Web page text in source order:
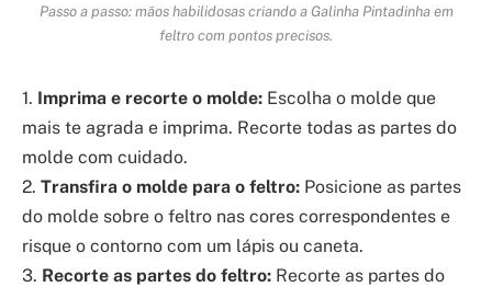
Passo a passo: mãos habilidosas criando a Galinha Pintadinha em
feltro com pontos precisos.
1. Imprima e recorte o molde: Escolha o molde que
mais te agrada e imprima. Recorte todas as partes do
molde com cuidado.
2. Transfira o molde para o feltro: Posicione as partes
do molde sobre o feltro nas cores correspondentes e
risque o contorno com um lápis ou caneta.
3. Recorte as partes do feltro: Recorte as partes do